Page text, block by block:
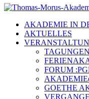
AKADEMIE IN
AKTUELLES
TAGUNGEN
FORUM
GOETHE